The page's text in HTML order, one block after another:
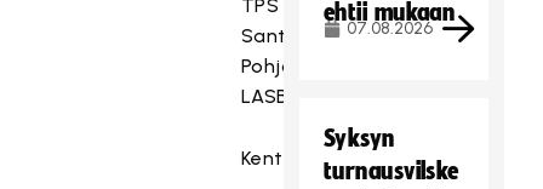
TPS
Santeri
Pohjonen
LASB
Kenttäpelaajat
ehtii mukaan
07.08.2026
Syksyn
turnausvilske